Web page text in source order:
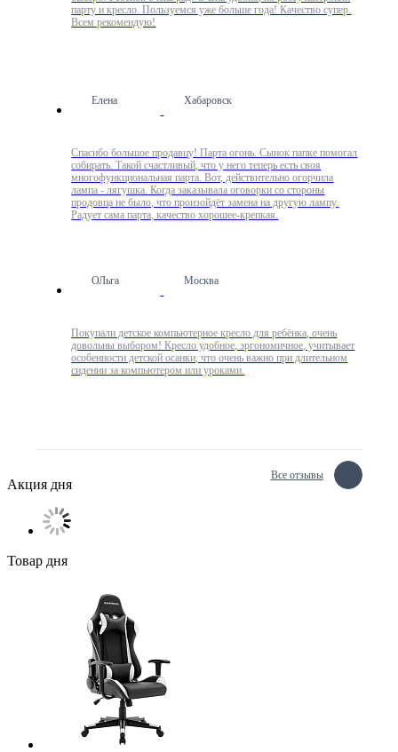
парту и кресло. Пользуемся уже больше года! Качество супер.
Всем рекомендую!
Елена Хабаровск
Спасибо большое продавцу! Парта огонь. Сынок папке помогал
собирать. Такой счастливый, что у него теперь есть своя
многофункциональная парта. Вот, действительно огорчила
лампа - лягушка. Когда заказывала оговорки со стороны
продовца не было, что произойдёт замена на другую лампу.
Радует сама парта, качество хорошее-крепкая.
ОЛьга Москва
Покупали детское компьютерное кресло для ребёнка, очень
довольны выбором! Кресло удобное, эргономичное, учитывает
особенности детской осанки, что очень важно при длительном
сидении за компьютером или уроками.
Все отзывы
Акция дня
Товар дня